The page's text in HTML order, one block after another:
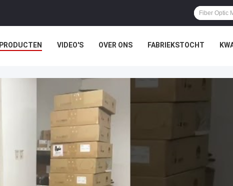
PRODUCTEN VIDEO'S OVER ONS FABRIEKSTOCHT